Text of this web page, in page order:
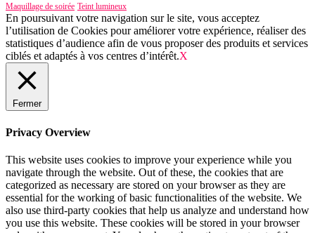
Maquillage de soirée Teint lumineux
En poursuivant votre navigation sur le site, vous acceptez
l’utilisation de Cookies pour améliorer votre expérience, réaliser des
statistiques d’audience afin de vous proposer des produits et services
ciblés et adaptés à vos centres d’intérêt.X
Fermer
Privacy Overview
This website uses cookies to improve your experience while you
navigate through the website. Out of these, the cookies that are
categorized as necessary are stored on your browser as they are
essential for the working of basic functionalities of the website. We
also use third-party cookies that help us analyze and understand how
you use this website. These cookies will be stored in your browser